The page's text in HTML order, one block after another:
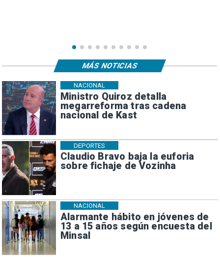
Ministro Quiroz detalla
megarreforma tras cadena
nacional de Kast
NACIONAL
Claudio Bravo baja la euforia
sobre fichaje de Vozinha
DEPORTES
Alarmante hábito en jóvenes de
13 a 15 años según encuesta del
Minsal
NACIONAL
MÁS NOTICIAS